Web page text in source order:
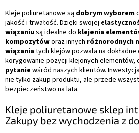
Kleje poliuretanowe są dobrym wyborem
jakość i trwałość. Dzięki swojej
wiązaniusą idealne do klejenia
kompozytóworaz innych różnorodnych
wiązaniatych klejów pozwala na
korygowanie pozycji klejonych elementów,
pytanie wśród naszych klientów.
nie tylko zakup produktu, ale przede
bezpieczeństwo na lata.
Kleje poliuretanowe sklep
Zakupy bez wychodzenia z